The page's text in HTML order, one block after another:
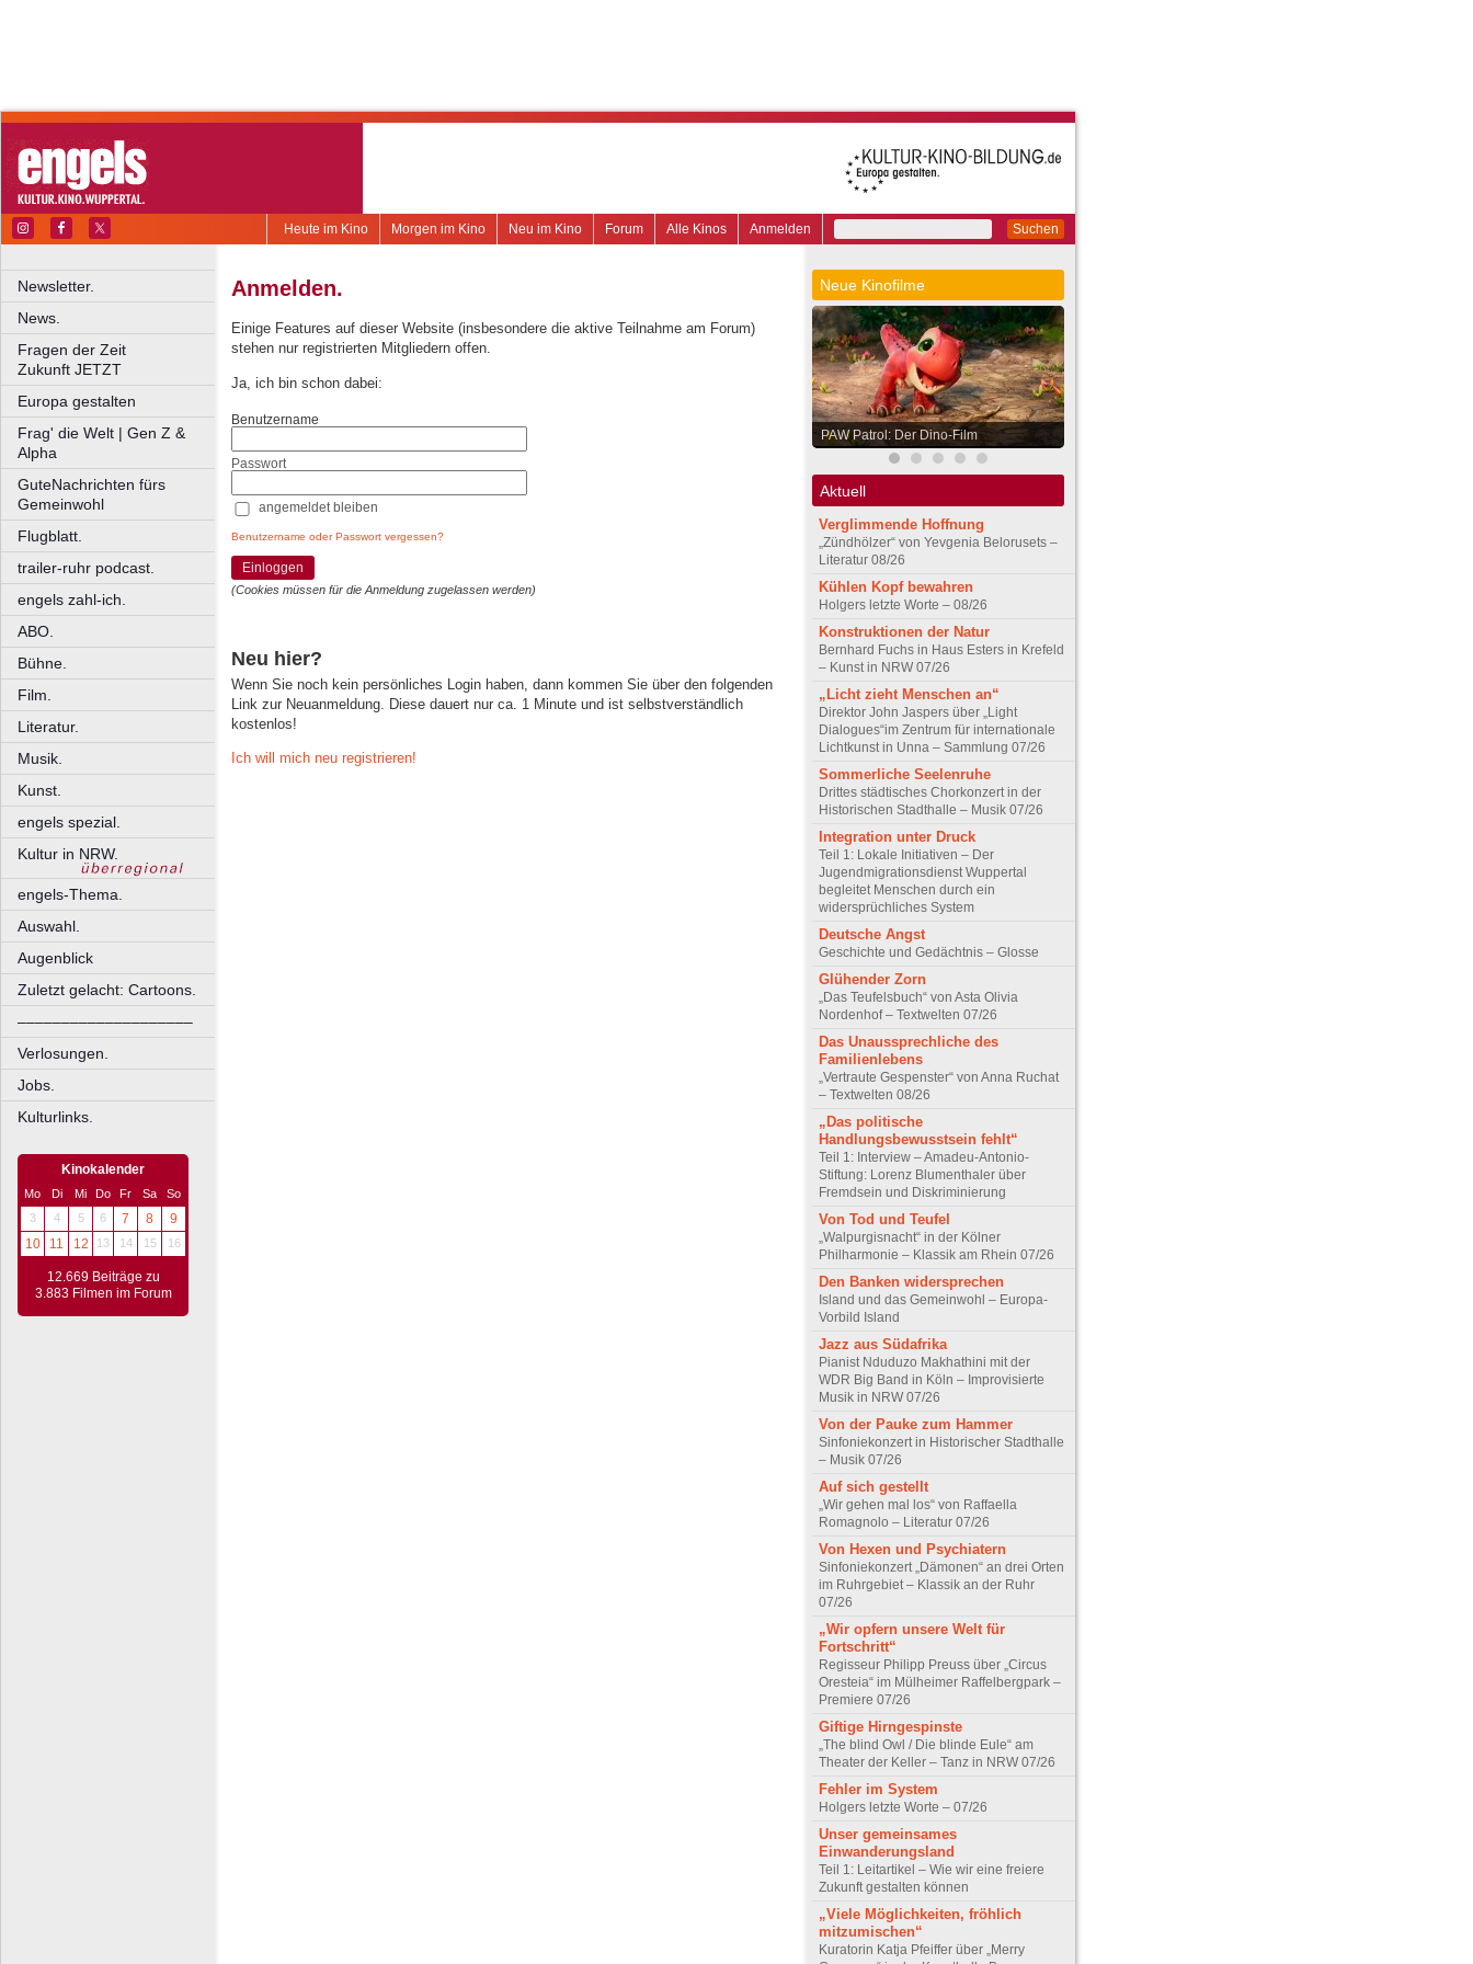
Suchen
Anmelden
Alle Kinos
Forum
Neu im Kino
Morgen im Kino
Heute im Kino
Newsletter.
News.
Fragen der Zeit
Zukunft JETZT
Europa gestalten
Frag' die Welt | Gen Z &
Alpha
GuteNachrichten fürs
Gemeinwohl
Flugblatt.
trailer-ruhr podcast.
engels zahl-ich.
ABO.
Bühne.
Film.
Literatur.
Musik.
Kunst.
engels spezial.
Kultur in NRW.
engels-Thema.
Auswahl.
Augenblick
Zuletzt gelacht: Cartoons.
––––––––––––––––––––
Verlosungen.
Jobs.
Kulturlinks.
Kinokalender
Mo Di Mi Do Fr Sa
So
3
4 5 6 7 8
9
10
11 12 13 14 15 16
12.669 Beiträge zu
3.883 Filmen im Forum
Anmelden.
Einige Features auf dieser Website (insbesondere die aktive Teilnahme am Forum)
stehen nur registrierten Mitgliedern offen.
Ja, ich bin schon dabei:
Benutzername
Passwort
angemeldet bleiben
Benutzername oder Passwort vergessen?
Einloggen
(Cookies müssen für die Anmeldung zugelassen werden)
Neu hier?
Wenn Sie noch kein persönliches Login haben, dann kommen Sie über den folgenden
Link zur Neuanmeldung. Diese dauert nur ca. 1 Minute und ist selbstverständlich
kostenlos!
Ich will mich neu registrieren!
Neue Kinofilme
PAW Patrol: Der Dino-Film
Aktuell
Verglimmende Hoffnung
„Zündhölzer“ von Yevgenia Belorusets –
Literatur 08/26
Kühlen Kopf bewahren
Holgers letzte Worte – 08/26
Konstruktionen der Natur
Bernhard Fuchs in Haus Esters in Krefeld
– Kunst in NRW 07/26
„Licht zieht Menschen an“
Direktor John Jaspers über „Light
Dialogues“im Zentrum für internationale
Lichtkunst in Unna – Sammlung 07/26
Sommerliche Seelenruhe
Drittes städtisches Chorkonzert in der
Historischen Stadthalle – Musik 07/26
Integration unter Druck
Teil 1: Lokale Initiativen – Der
Jugendmigrationsdienst Wuppertal
begleitet Menschen durch ein
widersprüchliches System
Deutsche Angst
Geschichte und Gedächtnis – Glosse
Glühender Zorn
„Das Teufelsbuch“ von Asta Olivia
Nordenhof – Textwelten 07/26
Das Unaussprechliche des
Familienlebens
„Vertraute Gespenster“ von Anna Ruchat
– Textwelten 08/26
„Das politische
Handlungsbewusstsein fehlt“
Teil 1: Interview – Amadeu-Antonio-
Stiftung: Lorenz Blumenthaler über
Fremdsein und Diskriminierung
Von Tod und Teufel
„Walpurgisnacht“ in der Kölner
Philharmonie – Klassik am Rhein 07/26
Den Banken widersprechen
Island und das Gemeinwohl – Europa-
Vorbild Island
Jazz aus Südafrika
Pianist Nduduzo Makhathini mit der
WDR Big Band in Köln – Improvisierte
Musik in NRW 07/26
Von der Pauke zum Hammer
Sinfoniekonzert in Historischer Stadthalle
– Musik 07/26
Auf sich gestellt
„Wir gehen mal los“ von Raffaella
Romagnolo – Literatur 07/26
Von Hexen und Psychiatern
Sinfoniekonzert „Dämonen“ an drei Orten
im Ruhrgebiet – Klassik an der Ruhr
07/26
„Wir opfern unsere Welt für
Fortschritt“
Regisseur Philipp Preuss über „Circus
Oresteia“ im Mülheimer Raffelbergpark –
Premiere 07/26
Giftige Hirngespinste
„The blind Owl / Die blinde Eule“ am
Theater der Keller – Tanz in NRW 07/26
Fehler im System
Holgers letzte Worte – 07/26
Unser gemeinsames
Einwanderungsland
Teil 1: Leitartikel – Wie wir eine freiere
Zukunft gestalten können
„Viele Möglichkeiten, fröhlich
mitzumischen“
Kuratorin Katja Pfeiffer über „Merry